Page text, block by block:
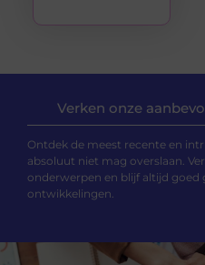
Verken onze
Ontdek de meest recente en
absoluut niet mag overslaan.
onderwerpen en blijf altijd
ontwikkelingen.